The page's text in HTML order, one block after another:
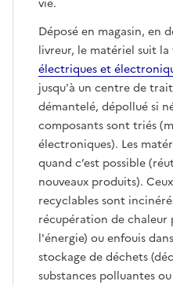
vie.
Déposé en magasin, en
livreur, le matériel suit la
électriques et
jusqu'à un centre de
démantelé, dépollué si
composants sont triés
électroniques). Les
quand c’est possible
nouveaux produits).
recyclables sont
récupération de chaleur
l'énergie) ou enfouis
stockage de déchets
substances polluantes